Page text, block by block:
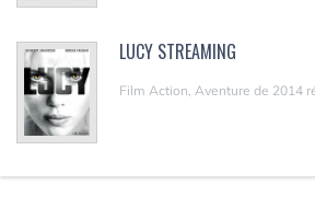
LUCY STREAMING
Film Action, Aventure de 2014